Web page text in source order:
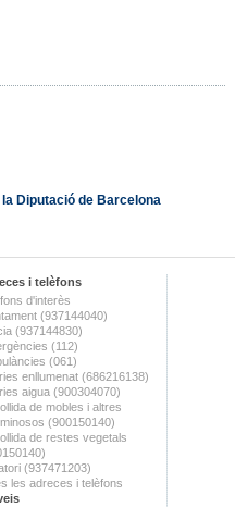
Diputació de Barcelona
i telèfons
d'interès
(937144040)
(937144830)
(112)
(061)
enllumenat (686216138)
aigua (900304070)
de mobles i altres
(900150140)
de restes vegetals
(937471203)
les adreces i telèfons